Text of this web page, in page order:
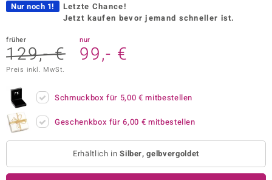
Collection
Nur noch 1!
Letzte Chance!
Jetzt kaufen bevor jemand schneller ist.
früher
129,- €
nur
99,- €
Preis inkl. MwSt.
Schmuckbox für 5,00 € mitbestellen
Geschenkbox für6,00 € mitbestellen
Erhältlich inSilber, gelbvergoldet